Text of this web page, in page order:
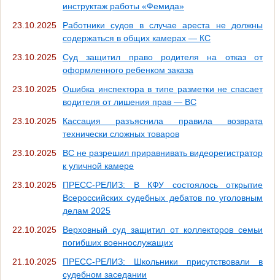
инструктаж работы «Фемида»
23.10.2025
Работники судов в случае ареста не должны
содержаться в общих камерах — КС
23.10.2025
Суд защитил право родителя на отказ от
оформленного ребенком заказа
23.10.2025
Ошибка инспектора в типе разметки не спасает
водителя от лишения прав — ВС
23.10.2025
Кассация разъяснила правила возврата
технически сложных товаров
23.10.2025
ВС не разрешил приравнивать видеорегистратор
к уличной камере
23.10.2025
ПРЕСС-РЕЛИЗ: В КФУ состоялось открытие
Всероссийских судебных дебатов по уголовным
делам 2025
22.10.2025
Верховный суд защитил от коллекторов семьи
погибших военнослужащих
21.10.2025
ПРЕСС-РЕЛИЗ: Школьники присутствовали в
судебном заседании